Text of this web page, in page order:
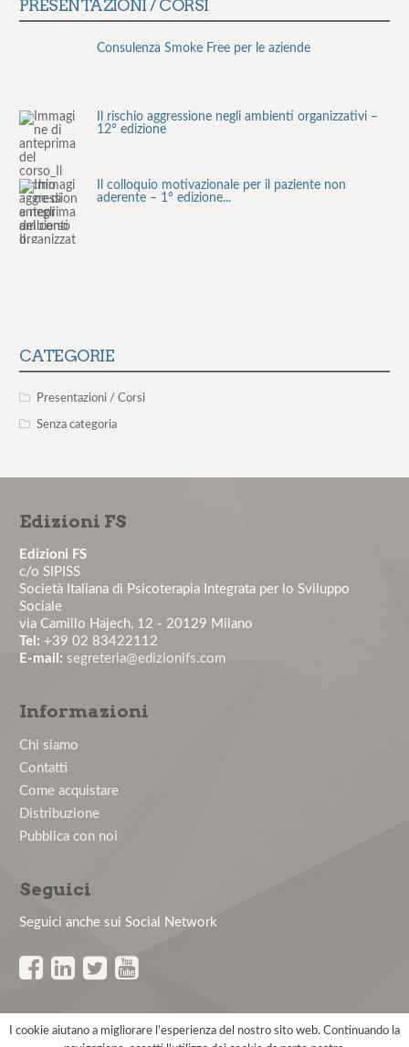
PRESENTAZIONI / CORSI
Consulenza Smoke Free per le aziende
Il rischio aggressione negli ambienti organizzativi –
12° edizione
Il colloquio motivazionale per il paziente non
aderente – 1° edizione...
Master in Psicologia Clinica del Lavoro - Edizione
2026
Corso di aggiornamento in Psicologia Clinica del
PREPARARSI PER IL SUCCESSO: AFFRONTARE IN
Primo Congresso Nazionale AIPMeL
CATEGORIE
Presentazioni / Corsi
Senza categoria
Edizioni FS
Edizioni FS
c/o SIPISS
Società Italiana di Psicoterapia Integrata per lo Sviluppo
Sociale
via Camillo Hajech, 12 - 20129 Milano
Tel: +39 02 83422112
E-mail: segreteria@edizionifs.com
Informazioni
Chi siamo
Contatti
Come acquistare
Distribuzione
Pubblica con noi
Seguici
Seguici anche sui Social Network
Copyright © Edizioni FS 2026 - All rights reserved
I cookie aiutano a migliorare l'esperienza del nostro sito web. Continuando la